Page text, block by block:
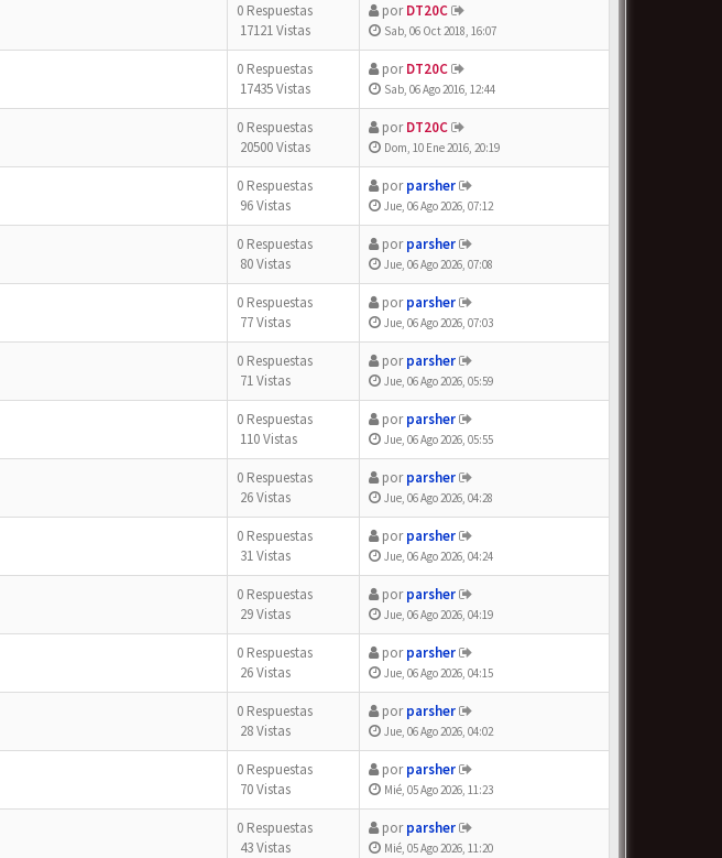
0 Respuestas
17121 Vistas
porDT20C
Sab, 06 Oct 2018, 16:07
0 Respuestas
17435 Vistas
porDT20C
Sab, 06 Ago 2016, 12:44
0 Respuestas
20500 Vistas
porDT20C
Dom, 10 Ene 2016, 20:19
0 Respuestas
96 Vistas
porparsher
Jue, 06 Ago 2026, 07:12
0 Respuestas
80 Vistas
porparsher
Jue, 06 Ago 2026, 07:08
0 Respuestas
77 Vistas
porparsher
Jue, 06 Ago 2026, 07:03
0 Respuestas
71 Vistas
porparsher
Jue, 06 Ago 2026, 05:59
0 Respuestas
110 Vistas
porparsher
Jue, 06 Ago 2026, 05:55
0 Respuestas
26 Vistas
porparsher
Jue, 06 Ago 2026, 04:28
0 Respuestas
31 Vistas
porparsher
Jue, 06 Ago 2026, 04:24
0 Respuestas
29 Vistas
porparsher
Jue, 06 Ago 2026, 04:19
0 Respuestas
26 Vistas
porparsher
Jue, 06 Ago 2026, 04:15
0 Respuestas
28 Vistas
porparsher
Jue, 06 Ago 2026, 04:02
0 Respuestas
70 Vistas
porparsher
Mié, 05 Ago 2026, 11:23
0 Respuestas
43 Vistas
porparsher
Mié, 05 Ago 2026, 11:20